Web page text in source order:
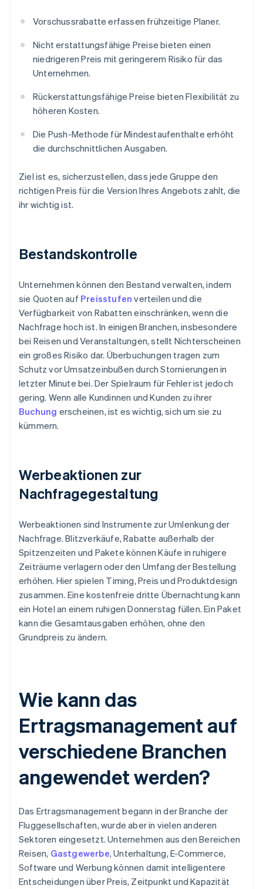
Vorschussrabatte erfassen frühzeitige Planer.
Nicht erstattungsfähige Preise bieten einen
niedrigeren Preis mit geringerem Risiko für das
Unternehmen.
Rückerstattungsfähige Preise bieten Flexibilität zu
höheren Kosten.
Die Push-Methode für Mindestaufenthalte erhöht
die durchschnittlichen Ausgaben.
Ziel ist es, sicherzustellen, dass jede Gruppe den
richtigen Preis für die Version Ihres Angebots zahlt, die
ihr wichtig ist.
Bestandskontrolle
Unternehmen können den Bestand verwalten, indem
sie Quoten auf Preisstufen verteilen und die
Verfügbarkeit von Rabatten einschränken, wenn die
Nachfrage hoch ist. In einigen Branchen, insbesondere
bei Reisen und Veranstaltungen, stellt Nichterscheinen
ein großes Risiko dar. Überbuchungen tragen zum
Schutz vor Umsatzeinbußen durch Stornierungen in
letzter Minute bei. Der Spielraum für Fehler ist jedoch
gering. Wenn alle Kundinnen und Kunden zu ihrer
Buchung erscheinen, ist es wichtig, sich um sie zu
kümmern.
Werbeaktionen zur
Nachfragegestaltung
Werbeaktionen sind Instrumente zur Umlenkung der
Nachfrage. Blitzverkäufe, Rabatte außerhalb der
Spitzenzeiten und Pakete können Käufe in ruhigere
Zeiträume verlagern oder den Umfang der Bestellung
erhöhen. Hier spielen Timing, Preis und Produktdesign
zusammen. Eine kostenfreie dritte Übernachtung kann
ein Hotel an einem ruhigen Donnerstag füllen. Ein Paket
kann die Gesamtausgaben erhöhen, ohne den
Grundpreis zu ändern.
Wie kann das
Ertragsmanagement auf
verschiedene Branchen
angewendet werden?
Das Ertragsmanagement begann in der Branche der
Fluggesellschaften, wurde aber in vielen anderen
Sektoren eingesetzt. Unternehmen aus den Bereichen
Reisen, Gastgewerbe, Unterhaltung, E-Commerce,
Software und Werbung können damit intelligentere
Entscheidungen über Preis, Zeitpunkt und Kapazität